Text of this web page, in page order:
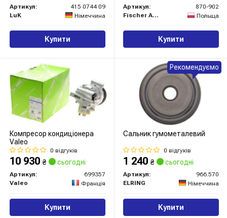
Артикул:
415 0744 09
LuK
Німеччина
Купити
Артикул:
870-902
Fischer Automotive One (FA1)
Польща
Купити
Компресор кондиціонера
Valeo
0 відгуків
10 930 ₴ сьогодні
Артикул:
699357
Valeo
Франція
Купити
Сальник гумометалевий
0 відгуків
1 240 ₴ сьогодні
Артикул:
966.570
ELRING
Німеччина
Купити
Рекомендуємо